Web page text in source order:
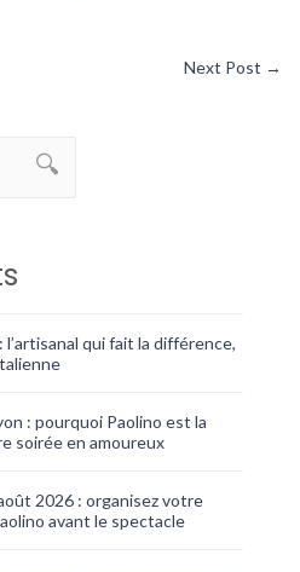
Next Post →
l’artisanal qui fait la différence,
: pourquoi Paolino est la
soirée en amoureux
2026 : organisez votre
avant le spectacle